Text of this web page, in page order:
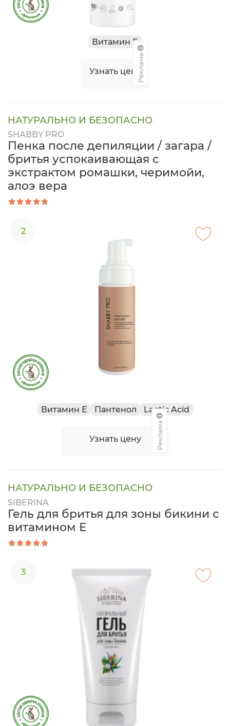
Витамин Е
Узнать ценуРеклама
НАТУРАЛЬНО И БЕЗОПАСНО
SHABBY PRO
Пенка после депиляции / загара /
бритья успокаивающая с
экстрактом ромашки, черимойи,
алоэ вера
2
Витамин Е Пантенол Lactic Acid
Узнать цену Реклама
НАТУРАЛЬНО И БЕЗОПАСНО
SIBERINA
Гель для бритья для зоны бикини с
витамином Е
3